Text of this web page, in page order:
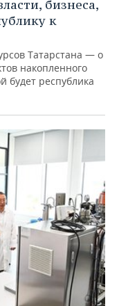
бизнеса,
к
Татарстана — о
накопленного
будет республика